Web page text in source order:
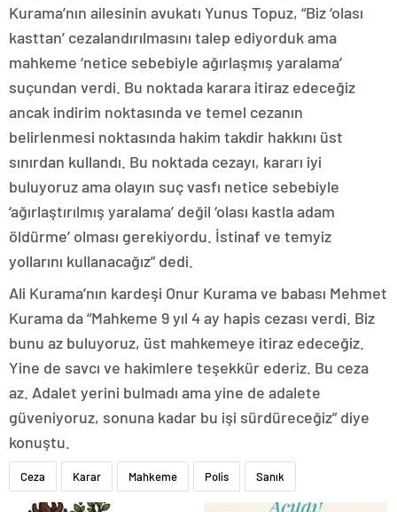
Kurama’nın ailesinin avukatı Yunus Topuz, “Biz ‘olası
kasttan’ cezalandırılmasını talep ediyorduk ama
mahkeme ‘netice sebebiyle ağırlaşmış yaralama’
suçundan verdi. Bu noktada karara itiraz edeceğiz
ancak indirim noktasında ve temel cezanın
belirlenmesi noktasında hakim takdir hakkını üst
sınırdan kullandı. Bu noktada cezayı, kararı iyi
buluyoruz ama olayın suç vasfı netice sebebiyle
‘ağırlaştırılmış yaralama’ değil ‘olası kastla adam
öldürme’ olması gerekiyordu. İstinaf ve temyiz
yollarını kullanacağız” dedi.
Ali Kurama’nın kardeşi Onur Kurama ve babası Mehmet
Kurama da “Mahkeme 9 yıl 4 ay hapis cezası verdi. Biz
bunu az buluyoruz, üst mahkemeye itiraz edeceğiz.
Yine de savcı ve hakimlere teşekkür ederiz. Bu ceza
az. Adalet yerini bulmadı ama yine de adalete
güveniyoruz, sonuna kadar bu işi sürdüreceğiz” diye
konuştu.
Ceza Karar Mahkeme Polis Sanık